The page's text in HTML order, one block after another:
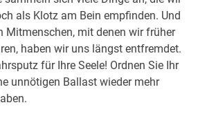
als Klotz am Bein empfinden. Und
Mitmenschen, mit denen wir früher
haben wir uns längst entfremdet.
für Ihre Seele! Ordnen Sie Ihr
unnötigen Ballast wieder mehr